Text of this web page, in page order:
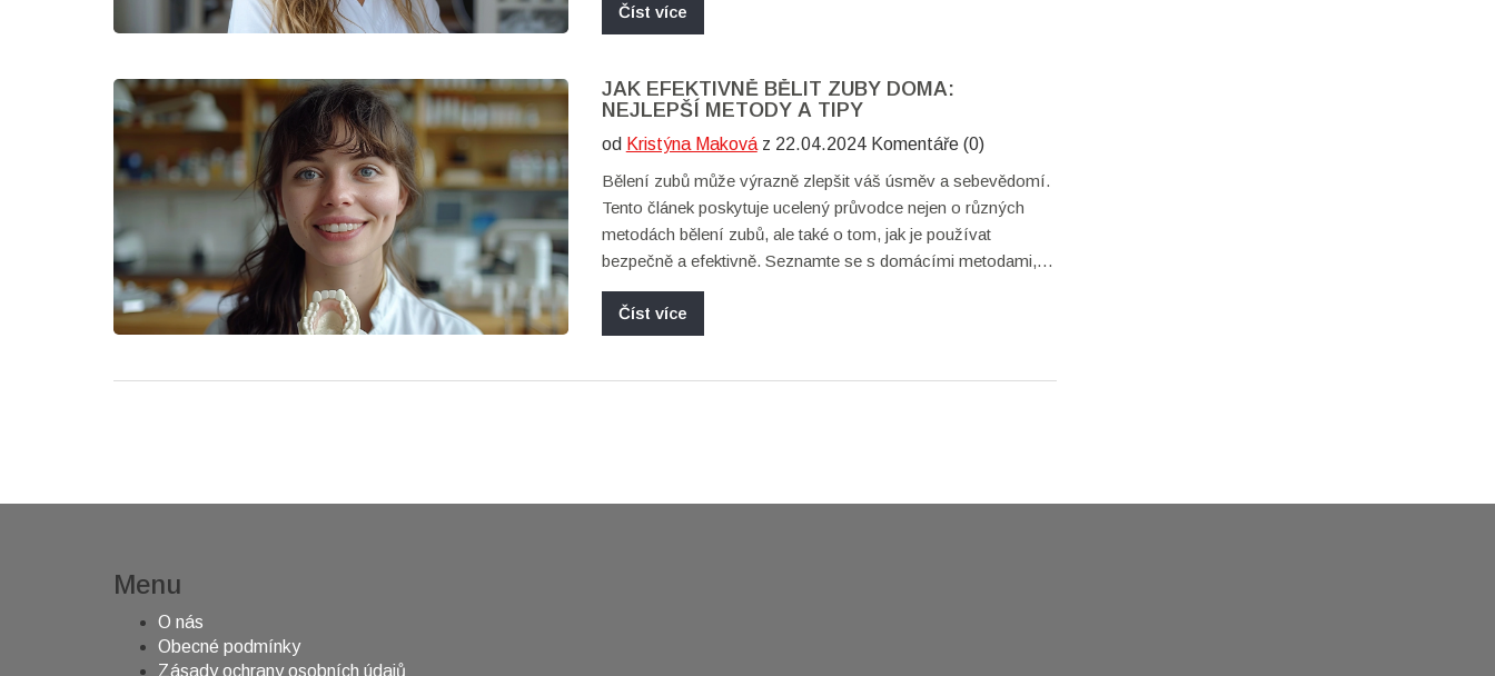
Číst více
JAK EFEKTIVNĚ BĚLIT ZUBY DOMA:
NEJLEPŠÍ METODY A TIPY
od Kristýna Makováz 22.04.2024 Komentáře (0)
Bělení zubů může výrazně zlepšit váš úsměv a sebevědomí.
Tento článek poskytuje ucelený průvodce nejen o různých
metodách bělení zubů, ale také o tom, jak je používat
bezpečně a efektivně. Seznamte se s domácími metodami,
profesionálním bělením u zubaře a důležitými tipy pro udržení
dlouhotrvajícího výsledku.
Číst více
Menu
O nás
Obecné podmínky
Zásady ochrany osobních údajů